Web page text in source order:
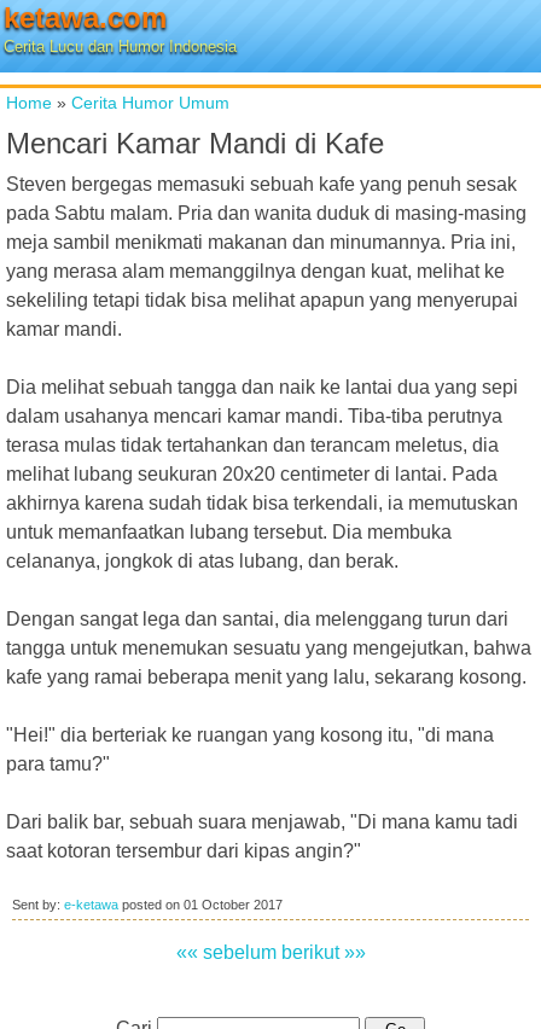
ketawa.com
Cerita Lucu dan Humor Indonesia
Home » Cerita Humor Umum
Mencari Kamar Mandi di Kafe
Steven bergegas memasuki sebuah kafe yang penuh sesak
pada Sabtu malam. Pria dan wanita duduk di masing-masing
meja sambil menikmati makanan dan minumannya. Pria ini,
yang merasa alam memanggilnya dengan kuat, melihat ke
sekeliling tetapi tidak bisa melihat apapun yang menyerupai
kamar mandi.
Dia melihat sebuah tangga dan naik ke lantai dua yang sepi
dalam usahanya mencari kamar mandi. Tiba-tiba perutnya
terasa mulas tidak tertahankan dan terancam meletus, dia
melihat lubang seukuran 20x20 centimeter di lantai. Pada
akhirnya karena sudah tidak bisa terkendali, ia memutuskan
untuk memanfaatkan lubang tersebut. Dia membuka
celananya, jongkok di atas lubang, dan berak.
Dengan sangat lega dan santai, dia melenggang turun dari
tangga untuk menemukan sesuatu yang mengejutkan, bahwa
kafe yang ramai beberapa menit yang lalu, sekarang kosong.
"Hei!" dia berteriak ke ruangan yang kosong itu, "di mana
para tamu?"
Dari balik bar, sebuah suara menjawab, "Di mana kamu tadi
saat kotoran tersembur dari kipas angin?"
Sent by: e-ketawa posted on 01 October 2017
«« sebelum berikut »»